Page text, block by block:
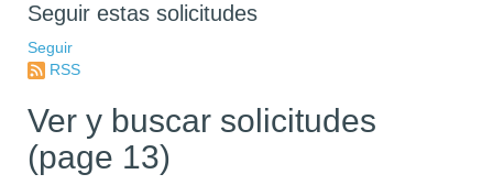
Seguir estas solicitudes
Seguir
RSS
Ver y buscar solicitudes
(page 13)